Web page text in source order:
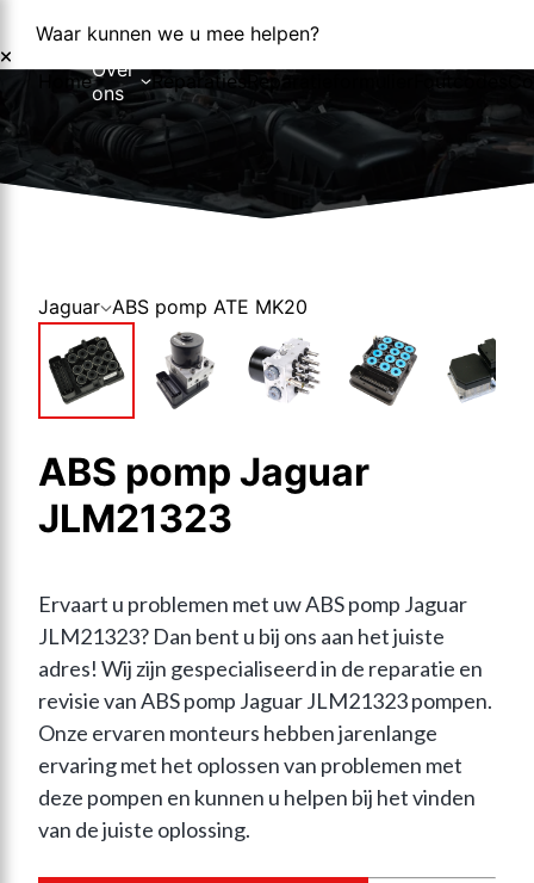
Waar kunnen we u mee helpen?
HomeOver
ons
Over ons
Nieuws
Reparaties Reparatieformulier Foutcodes
Jaguar ABS pomp ATE MK20
ABS pomp Jaguar
JLM21323
Ervaart u problemen met uw ABS pomp Jaguar
JLM21323? Dan bent u bij ons aan het juiste
adres! Wij zijn gespecialiseerd in de reparatie en
revisie van ABS pomp Jaguar JLM21323 pompen.
Onze ervaren monteurs hebben jarenlange
ervaring met het oplossen van problemen met
deze pompen en kunnen u helpen bij het vinden
van de juiste oplossing.